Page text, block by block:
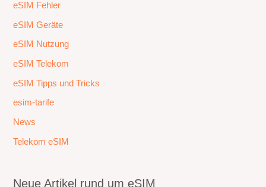
eSIM Fehler
eSIM Geräte
eSIM Nutzung
eSIM Telekom
eSIM Tipps und Tricks
esim-tarife
News
Telekom eSIM
Neue Artikel rund um eSIM